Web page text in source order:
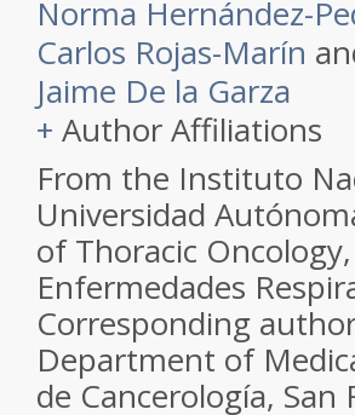
Norma Hernández-
Carlos Rojas-Marín
Jaime De la Garza
+ Author Affiliations
From the Instituto
Universidad
of Thoracic
Enfermedades
Corresponding
Department of
de Cancerología, San